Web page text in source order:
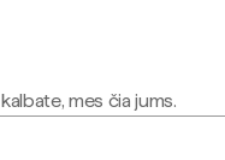
mes čia jums.